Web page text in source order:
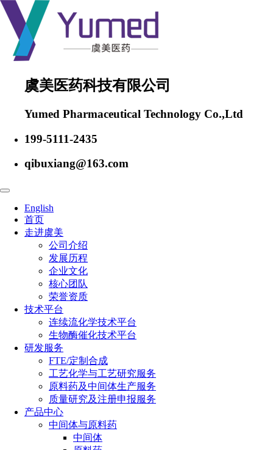
虞美医药科技有限公司
Yumed Pharmaceutical Technology Co.,Ltd
199-5111-2435
qibuxiang@163.com
English
首页
走进虞美
公司介绍
发展历程
企业文化
核心团队
荣誉资质
技术平台
连续流化学技术平台
生物酶催化技术平台
研发服务
FTE/定制合成
工艺化学与工艺研究服务
原料药及中间体生产服务
质量研究及注册申报服务
产品中心
中间体与原料药
中间体